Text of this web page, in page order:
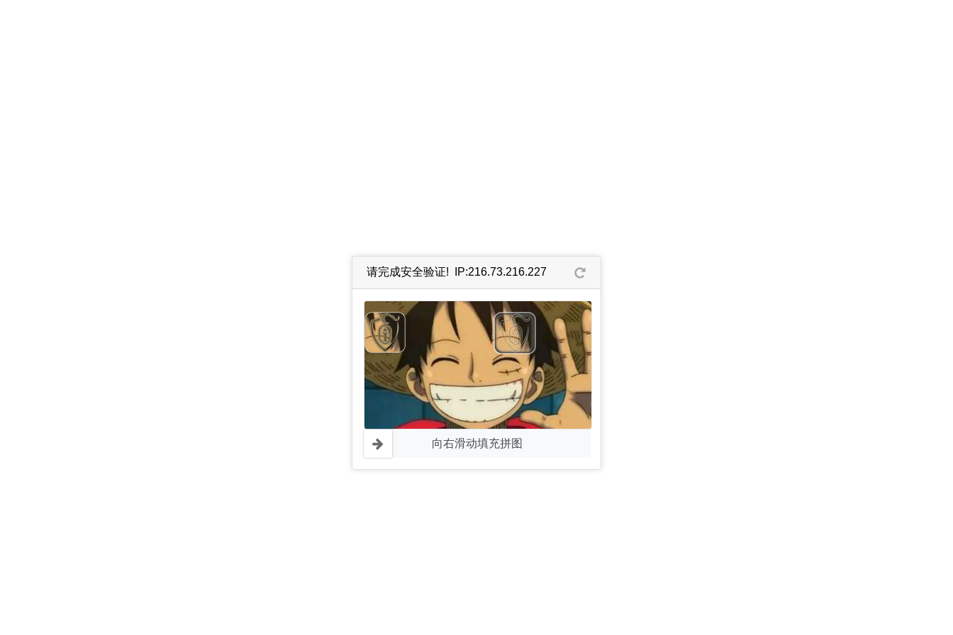
请完成安全验证! IP:216.73.216.227
向右滑动填充拼图